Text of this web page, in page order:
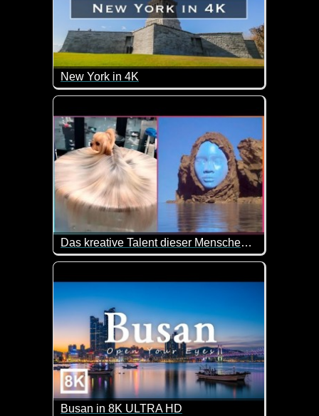
New York in 4K
Heute reisen wir mal nach New York. Eine tolle
Das kreative Talent dieser Menschen kennt keine Grenzen
Entdecke die vielfältige Welt der Kunst in einem
Busan in 8K ULTRA HD